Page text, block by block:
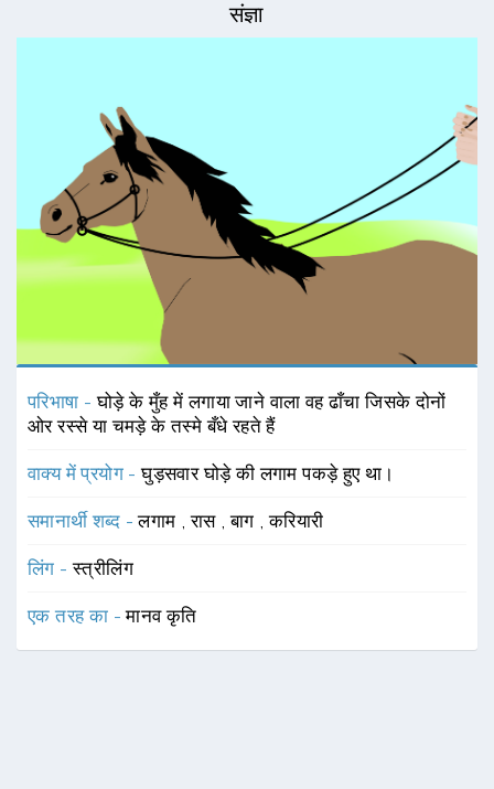
संज्ञा
परिभाषा -घोड़े के मुँह में लगाया जाने वाला वह ढाँचा जिसके दोनों
ओर रस्से या चमड़े के तस्मे बँधे रहते हैं
वाक्य में प्रयोग -घुड़सवार घोड़े की लगाम पकड़े हुए था।
समानार्थी शब्द -लगाम ,रास ,बाग ,करियारी
लिंग -स्त्रीलिंग
एक तरह का -मानव कृति